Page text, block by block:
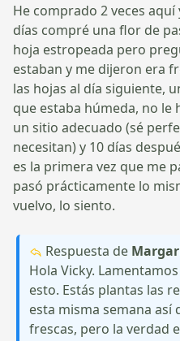
He comprado 2 veces
días compré una flor de
hoja estropeada pero
estaban y me dijeron era
las hojas al día siguiente,
que estaba húmeda, no le
un sitio adecuado (sé
necesitan) y 10 días
es la primera vez que me
pasó prácticamente lo
vuelvo, lo siento.
Respuesta de
Hola Vicky.
esto. Estás plantas las
esta misma semana así
frescas, pero la verdad